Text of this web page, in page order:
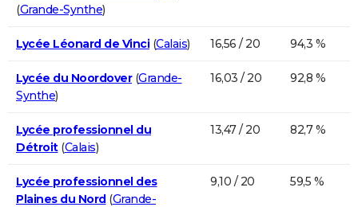
(Grande-Synthe)
Lycée Léonard de Vinci(Calais) 16,56 / 20 94,3 %
Lycée du Noordover(Grande-
Synthe)
16,03 / 20 92,8 %
Lycée professionnel du
Détroit(Calais)
13,47 / 20 82,7 %
Lycée professionnel des
Plaines du Nord(Grande-
9,10 / 20 59,5 %